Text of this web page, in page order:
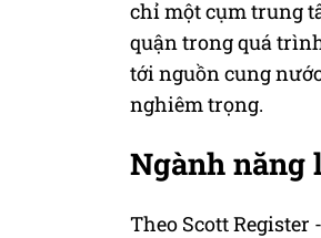
chỉ một cụm trung
quận trong quá
tới nguồn cung
nghiêm trọng.
Ngành năng
Theo Scott